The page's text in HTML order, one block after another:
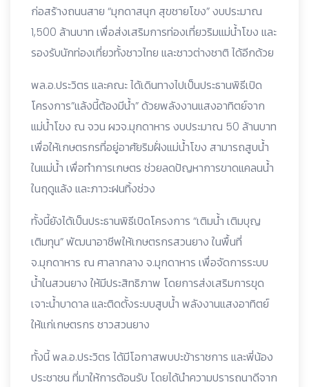
ก่อสร้างถนนสาย “มุกดาสนุก สุขชายโขง” งบประมาณ
1,500 ล้านบาท เพื่อส่งเสริมการท่องเที่ยวริมแม่น้ำโขง และ
รองรับนักท่องเที่ยวทั้งชาวไทย และชาวต่างชาติ ได้อีกด้วย
พล.อ.ประวิตร และคณะ ได้เดินทางไปเป็นประธานพิธีเปิด
โครงการ”แล้งนี้ต้องมีน้ำ” ด้วยพลังงานแสงอาทิตย์จาก
แม่น้ำโขง ณ จวน ผวจ.มุกดาหาร งบประมาณ 50 ล้านบาท
เพื่อให้เกษตรกรที่อยู่อาศัยริมฝั่งแม่น้ำโขง สามารถสูบน้ำ
ในแม่น้ำ เพื่อทำการเกษตร ช่วยลดปัญหาการขาดแคลนน้ำ
ในฤดูแล้ง และภาวะฝนทิ้งช่วง
ทั้งนี้ยังได้เป็นประธานพิธีเปิดโครงการ “เติมน้ำ เติมบุญ
เติมทุน” พัฒนาอาชีพให้เกษตรกรสวนยาง ในพื้นที่
จ.มุกดาหาร ณ ศาลากลาง จ.มุกดาหาร เพื่อจัดการระบบ
น้ำในสวนยาง ให้มีประสิทธิภาพ โดยการส่งเสริมการขุด
เจาะน้ำบาดาล และติดตั้งระบบสูบน้ำ พลังงานแสงอาทิตย์
ให้แก่เกษตรกร ชาวสวนยาง
ทั้งนี้ พล.อ.ประวิตร ได้มีโอกาสพบปะข้าราชการ และพี่น้อง
ประชาชน ที่มาให้การต้อนรับ โดยได้นำความปรารถนาดีจาก